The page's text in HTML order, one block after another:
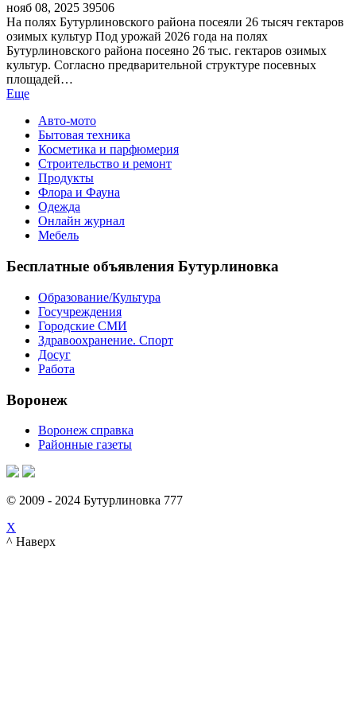
нояб 08, 2025 39506
На полях Бутурлиновского района посеяли 26 тысяч гектаров
озимых культур Под урожай 2026 года на полях
Бутурлиновского района посеяно 26 тыс. гектаров озимых
культур. Согласно предварительной структуре посевных
площадей…
Еще
Авто-мото
Бытовая техника
Косметика и парфюмерия
Строительство и ремонт
Продукты
Флора и Фауна
Одежда
Онлайн журнал
Мебель
Бесплатные объявления Бутурлиновка
Образование/Культура
Госучреждения
Городские СМИ
Здравоохранение. Спорт
Досуг
Работа
Воронеж
Воронеж справка
Районные газеты
© 2009 - 2024 Бутурлиновка 777
X
^ Наверх